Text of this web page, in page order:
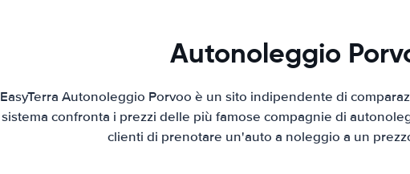
Autonoleggio
EasyTerra Autonoleggio Porvoo è un sito indipendente di
sistema confronta i prezzi delle più famose compagnie di
clienti di prenotare un'auto a noleggio a un